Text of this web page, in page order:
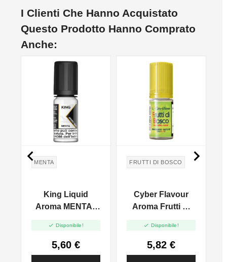
I Clienti Che Hanno Acquistato
Questo Prodotto Hanno Comprato
Anche:
MENTA
King Liquid
Aroma MENTA -
 Disponibile!
5,60 €
FRUTTI DI BOSCO
Cyber Flavour
Aroma Frutti Di
 Disponibile!
5,82 €
 